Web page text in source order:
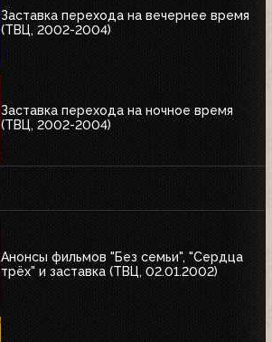
Заставка перехода на вечернее время
(ТВЦ, 2002-2004)
Заставка перехода на ночное время
(ТВЦ, 2002-2004)
Анонсы фильмов "Без семьи", "Сердца
трёх" и заставка (ТВЦ, 02.01.2002)